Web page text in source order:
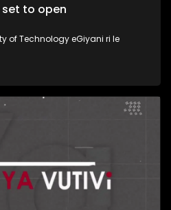
set to open
of Technology eGiyani ri le